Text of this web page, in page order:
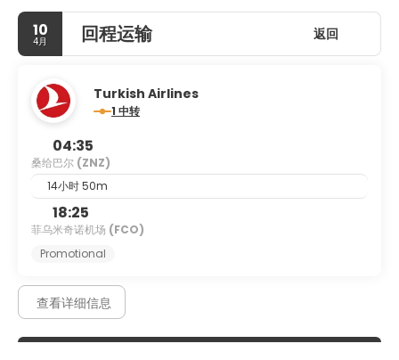
hours), and free self parking is available onsite.
10
4月 回程运输 返回
Turkish Airlines
1 中转
04:35
桑给巴尔 (ZNZ)
14小时 50m
18:25
菲乌米奇诺机场 (FCO)
Promotional
查看详细信息